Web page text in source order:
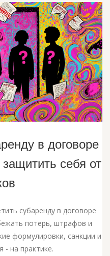
в договоре
себя от
субаренду в договоре
потерь, штрафов и
формулировки, санкции и
- на практике.